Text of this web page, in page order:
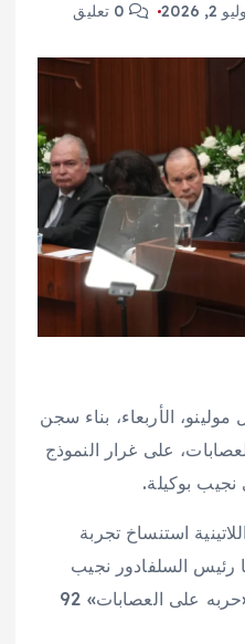
2, 2026
الأربعاء، بناء سجن
على غرار النموذج
نجيب بوكيلة.
استنساخ تجربة
رئيس السلفادور نجيب
بوكيلة الذي احتجز في إطار «حربه على العصابات» 92